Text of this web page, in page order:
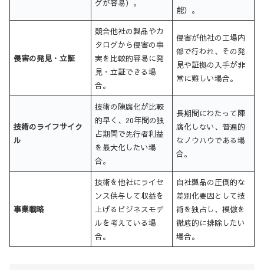
グが容易）。
能）。
侵害の発見・立証
競合他社の製品やカ
タログから侵害の事
実を比較的容易に発
見・立証できる場
合。
侵害が他社の工場内
部で行われ、その発
見や証拠の入手が非
常に難しい場合。
技術のライフサイク
ル
技術の陳腐化が比較
的早く、20年間の独
占期間で先行者利益
を最大化したい場
合。
長期間にわたって陳
腐化しない、普遍的
なノウハウである場
合。
事業戦略
技術を他社にライセ
ンス供与して収益を
上げるビジネスモデ
ルを考えている場
合。
自社製品の圧倒的な
差別化要因として技
術を独占し、模倣を
徹底的に排除したい
場合。